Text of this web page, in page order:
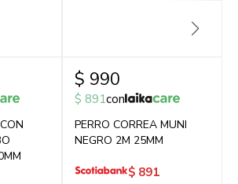
$ 990
$ 891con
PERRO CORREA MUNI
NEGRO 2M 25MM
$ 891